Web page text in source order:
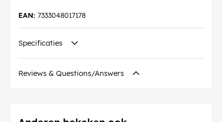
7333048017178
EAN:
Specificaties
Reviews & Questions/Answers